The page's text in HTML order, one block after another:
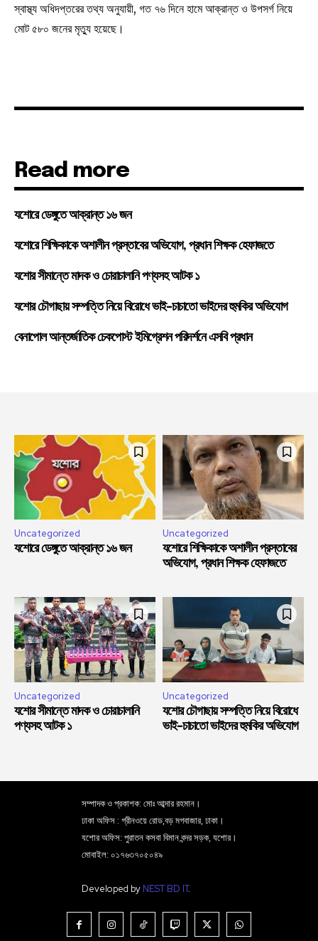
স্বাস্থ্য অধিদপ্তরের তথ্য অনুযায়ী, গত ৭৬ দিনে হামে আক্রান্ত ও উপসর্গ নিয়ে
মোট ৫৮০ জনের মৃত্যু হয়েছে।
Read more
যশোরে ডেঙ্গুতে আক্রান্ত ১৬ জন
যশোরে শিক্ষিকাকে অশালীন প্রস্তাবের অভিযোগ, প্রধান শিক্ষক হেফাজতে
যশোর সীমান্তে মাদক ও চোরাচালানি পণ্যসহ আটক ১
যশোর চৌগাছায় সম্পত্তি নিয়ে বিরোধে ভাই-চাচাতো ভাইদের হুমকির অভিযোগ
বেনাপোল আন্তর্জাতিক চেকপোস্ট ইমিগ্রেশন পরিদর্শনে এসবি প্রধান
Uncategorized
যশোরে ডেঙ্গুতে আক্রান্ত ১৬ জন
Uncategorized
যশোরে শিক্ষিকাকে অশালীন প্রস্তাবের
অভিযোগ, প্রধান শিক্ষক হেফাজতে
Uncategorized
যশোর সীমান্তে মাদক ও চোরাচালানি
পণ্যসহ আটক ১
Uncategorized
যশোর চৌগাছায় সম্পত্তি নিয়ে বিরোধে
ভাই-চাচাতো ভাইদের হুমকির অভিযোগ
সম্পাদক ও প্রকাশক: মোঃ আব্দার রহমান।
ঢাকা অফিস : গ্রীনওয়ে রোড,বড় মগবাজার, ঢাকা।
যশোর অফিস: পুরাতন কসবা বিমান বন্দর সড়ক, যশোর।
মোবাইল: ০১৭৬৩৭০৫০৪৯
Developed by NEST BD IT.